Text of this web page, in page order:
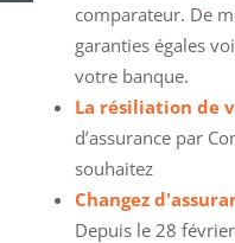
comparateur. De
garanties égales
votre banque.
La résiliation de
d’assurance par
souhaitez
Changez
Depuis le 28